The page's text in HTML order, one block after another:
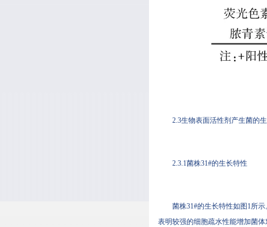
2.3生物表面活性剂产生菌的
2.3.1菌株31#的生长特性
菌株31#的生长特性如图1所示
表明较强的细胞疏水性能增加菌体对